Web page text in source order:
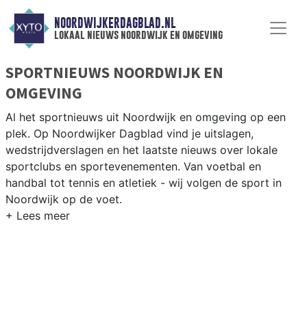
NOORDWIJKERDAGBLAD.NL
lokaal nieuws noordwijk en omgeving
SPORTNIEUWS NOORDWIJK EN
OMGEVING
Al het sportnieuws uit Noordwijk en omgeving op een
plek. Op Noordwijker Dagblad vind je uitslagen,
wedstrijdverslagen en het laatste nieuws over lokale
sportclubs en sportevenementen. Van voetbal en
handbal tot tennis en atletiek - wij volgen de sport in
Noordwijk op de voet.